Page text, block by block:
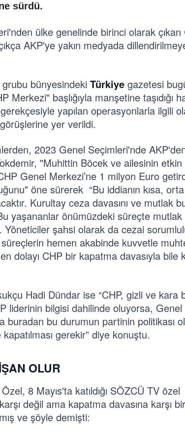
sürdü.
ülke genelinde birinci olarak çıkan
AKP'ye yakın medyada
grubu bünyesindeki Türkiye gazetesi
Merkezi" başlığıyla manşetine taşıdığı
yapılan operasyonlarla ilgili
yer verildi.
2023 Genel Seçimleri'nde
"Muhittin Böcek ve ailesinin etkin
Genel Merkezi’ne 1 milyon Euro
öne sürerek “Bu iddianın kısa,
Kurultay ceza davasını ve mutlak
yaşananlar önümüzdeki süreçte mutlak
şahsi olarak da cezai
süreçlerin hemen akabinde kuvvetle
dolayı CHP bir kapatma davasıyla bile
Hadi Dündar ise “CHP, gizli ve kara
liderinin bilgisi dahilinde oluyorsa, Genel
buradan bu durumun partinin politikası
gerekir” diye konuştu.
OLUR
8 Mayıs'ta katıldığı SÖZCÜ TV özel
değil ama kapatma davasına karşı
ve şöyle demişti: